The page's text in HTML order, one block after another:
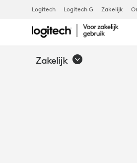
EEN
BETERE
Logitech Logitech G Zakelijk
Zakelijk